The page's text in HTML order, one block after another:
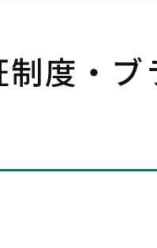
度・ブ